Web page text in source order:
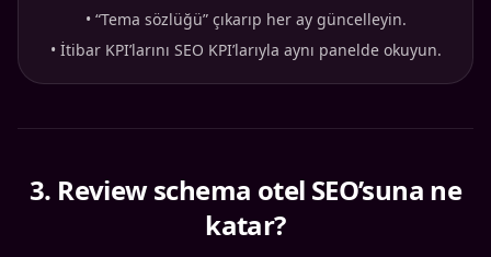
• “Tema sözlüğü” çıkarıp her ay güncelleyin.
• İtibar KPI’larını SEO KPI’larıyla aynı panelde okuyun.
3. Review schema otel SEO’suna ne
katar?